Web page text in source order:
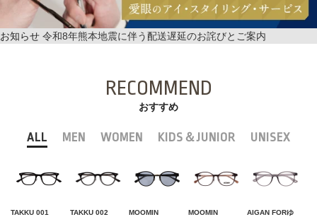
お知らせ 令和8年熊本地震に伴う配送遅延のお詫びとご案内
RECOMMEND
おすすめ
ALL MEN WOMEN KIDS＆JUNIOR UNISEX
TAKKU 001 TAKKU 002
MOOMIN
MOOMIN
AIGAN FORゆ